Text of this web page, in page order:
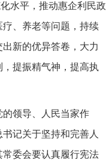
水平，推动惠企利民政
、养老等问题，持续
新的优异答卷，大力
提振精气神，提高执
领导、人民当家作
记关于坚持和完善人
委会要认真履行宪法